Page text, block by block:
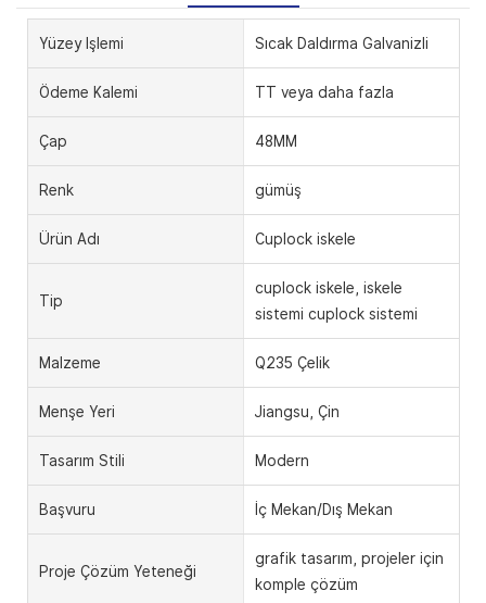
Yüzey Işlemi Sıcak Daldırma Galvanizli
Ödeme Kalemi TT veya daha fazla
Çap 48MM
Renk gümüş
Ürün Adı Cuplock iskele
Tip
cuplock iskele, iskele
sistemi cuplock sistemi
Malzeme Q235 Çelik
Menşe Yeri Jiangsu, Çin
Tasarım Stili Modern
Başvuru İç Mekan/Dış Mekan
Proje Çözüm Yeteneği
grafik tasarım, projeler için
komple çözüm